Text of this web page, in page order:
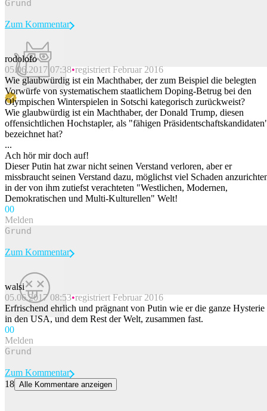
Beitrag melden
Zum Kommentar
rodolofo
05.06.2017 07:38 registriert Februar 2016
Wie glaubwürdig ist ein Machthaber, der zum Beispiel die belegten
Vorwürfe von systematischem staatlichem Doping-Betrug bei den
Olympischen Winterspielen in Sotschi kategorisch zurückweist?
Wie glaubwürdig ist ein Machthaber, der Donald Trump, diesen
offensichtlichen Hochstapler, als "fähigen
bezeichnet hat?
...
Ach hör mir doch auf!
Dieser Putin hat zwar nicht seinen Verstand verloren, aber er
missbraucht seinen Verstand dazu, möglichst viel Schaden
in der von ihm zutiefst verachteten "Westlichen, Modernen,
Demokratischen und Multi-Kulturellen" Welt!
00
Melden
Beitrag melden
Zum Kommentar
walsi
05.06.2017 08:53 registriert Februar 2016
Erfrischend ehrlich und prägnant von Putin wie er die ganze Hysterie
in den USA, und dem Rest der Welt, zusammen fast.
00
Melden
Zum Kommentar
18 Alle Kommentare anzeigen